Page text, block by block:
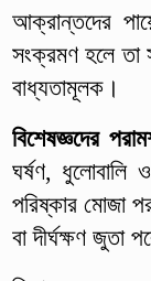
আক্রান্তদের
সংক্রমণ হলে তা
বাধ্যতামূলক।
বিশেষজ্ঞদের
ঘর্ষণ, ধুলোবালি
পরিষ্কার মোজা
বা দীর্ঘক্ষণ জুতা